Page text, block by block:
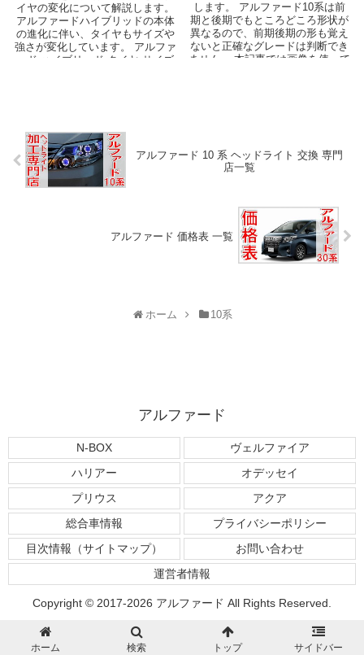
イヤの変化について解説します。
アルファードハイブリッドの本体
の進化に伴い、タイヤもサイズや
強さが変化しています。 アルファ
ード ハイブリッド タイヤ サイズ
します。 アルファード10系は前
期と後期でもところどころ形状が
異なるので、前期後期の形も覚え
ないと正確なグレードは判断でき
ません。 本記事では画像を使って
アルファード 10 系 ヘッドライト 交換 専門
店一覧
アルファード 価格表 一覧
ホーム 10系
アルファード
N-BOX
ヴェルファイア
ハリアー
オデッセイ
プリウス
アクア
総合車情報
プライバシーポリシー
目次情報（サイトマップ）
お問い合わせ
運営者情報
Copyright © 2017-2026 アルファード All Rights Reserved.
ホーム 検索 トップ サイドバー